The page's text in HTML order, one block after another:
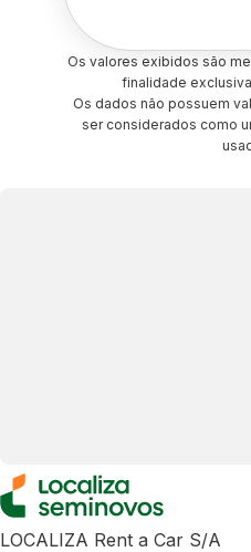
Os valores exibidos são
finalidade
Os dados não possuem
ser considerados como
LOCALIZA Rent a Car S/A